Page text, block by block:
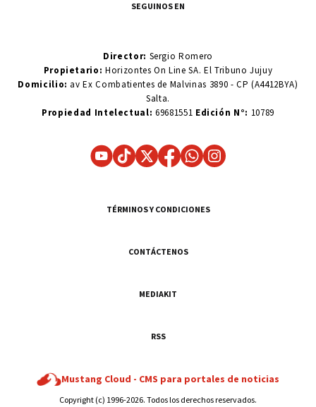
SEGUINOS EN
Director: Sergio Romero
Propietario:Horizontes On Line SA. El Tribuno Jujuy
Domicilio: av Ex Combatientes de Malvinas 3890 - CP (A4412BYA)
Salta.
Propiedad Intelectual: 69681551 Edición N°: 10789
TÉRMINOS Y CONDICIONES
CONTÁCTENOS
MEDIAKIT
RSS
Mustang Cloud - CMS para portales de noticias
Copyright (c) 1996-2026. Todos los derechos reservados.